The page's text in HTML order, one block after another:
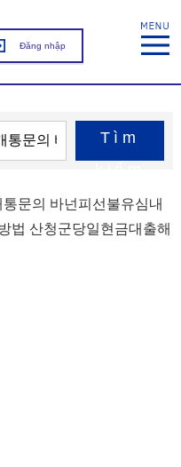
Đăng nhập
Tìm
문의 바넌피선불유심내
법 산청군당일현금대출해